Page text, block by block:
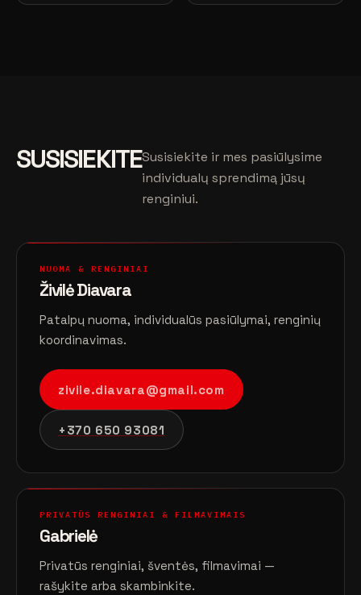
SUSISIEKITESusisiekite ir mes pasiūlysime
individualų sprendimą jūsų
renginiui.
NUOMA & RENGINIAI
Živilė Diavara
Patalpų nuoma, individualūs pasiūlymai, renginių
koordinavimas.
zivile.diavara@gmail.com
+370 650 93081
PRIVATŪS RENGINIAI & FILMAVIMAIS
Gabrielė
Privatūs renginiai, šventės, filmavimai —
rašykite arba skambinkite.